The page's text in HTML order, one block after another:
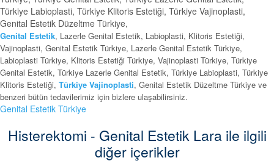
Türkiye Labioplasti, Türkiye Klitoris Estetiği, Türkiye Vajinoplasti,
Genital Estetik Düzeltme Türkiye,
Genital Estetik, Lazerle Genital Estetik, Labioplasti, Klitoris Estetiği,
Vajinoplasti, Genital Estetik Türkiye, Lazerle Genital Estetik Türkiye,
Labioplasti Türkiye, Klitoris Estetiği Türkiye, Vajinoplasti Türkiye, Türkiye
Genital Estetik, Türkiye Lazerle Genital Estetik, Türkiye Labioplasti, Türkiye
Klitoris Estetiği, Türkiye Vajinoplasti, Genital Estetik Düzeltme Türkiye ve
benzeri bütün tedavilerimiz için bizlere ulaşabilirsiniz.
Genital Estetik Türkiye
Histerektomi - Genital Estetik Lara ile ilgili
diğer içerikler